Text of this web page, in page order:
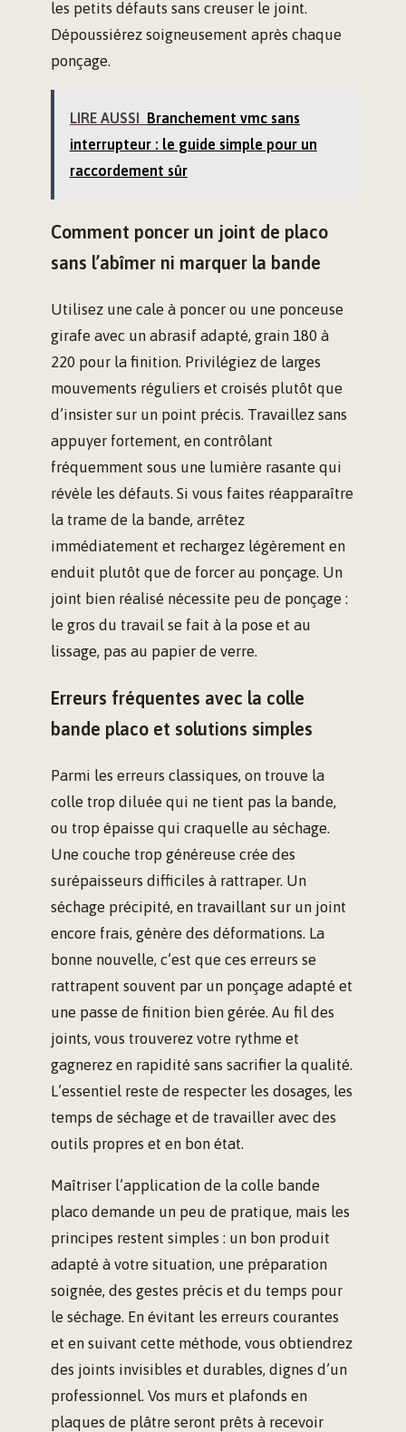
les petits défauts sans creuser le joint.
Dépoussiérez soigneusement après chaque
ponçage.
LIRE AUSSI Branchement vmc sans
interrupteur : le guide simple pour un
raccordement sûr
Comment poncer un joint de placo
sans l’abîmer ni marquer la bande
Utilisez une cale à poncer ou une ponceuse
girafe avec un abrasif adapté, grain 180 à
220 pour la finition. Privilégiez de larges
mouvements réguliers et croisés plutôt que
d’insister sur un point précis. Travaillez sans
appuyer fortement, en contrôlant
fréquemment sous une lumière rasante qui
révèle les défauts. Si vous faites réapparaître
la trame de la bande, arrêtez
immédiatement et rechargez légèrement en
enduit plutôt que de forcer au ponçage. Un
joint bien réalisé nécessite peu de ponçage :
le gros du travail se fait à la pose et au
lissage, pas au papier de verre.
Erreurs fréquentes avec la colle
bande placo et solutions simples
Parmi les erreurs classiques, on trouve la
colle trop diluée qui ne tient pas la bande,
ou trop épaisse qui craquelle au séchage.
Une couche trop généreuse crée des
surépaisseurs difficiles à rattraper. Un
séchage précipité, en travaillant sur un joint
encore frais, génère des déformations. La
bonne nouvelle, c’est que ces erreurs se
rattrapent souvent par un ponçage adapté et
une passe de finition bien gérée. Au fil des
joints, vous trouverez votre rythme et
gagnerez en rapidité sans sacrifier la qualité.
L’essentiel reste de respecter les dosages, les
temps de séchage et de travailler avec des
outils propres et en bon état.
Maîtriser l’application de la colle bande
placo demande un peu de pratique, mais les
principes restent simples : un bon produit
adapté à votre situation, une préparation
soignée, des gestes précis et du temps pour
le séchage. En évitant les erreurs courantes
et en suivant cette méthode, vous obtiendrez
des joints invisibles et durables, dignes d’un
professionnel. Vos murs et plafonds en
plaques de plâtre seront prêts à recevoir